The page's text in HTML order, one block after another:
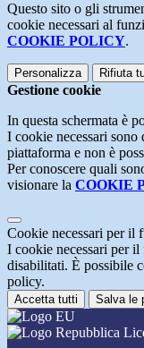
Questo sito o gli
cookie necessari al
COOKIE POLICY.
Personalizza Rifiuta
Gestione cookie
In questa schermata è
I cookie necessari
piattaforma e non è
Per conoscere quali
visionare la COOKIE
Cookie necessari per il
I cookie necessari per il
disabilitati. È possibile
policy.
Accetta tutti Salva le